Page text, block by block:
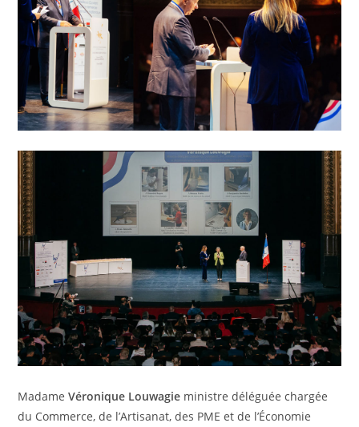
MadameVéronique Louwagie ministre déléguée chargée
du Commerce, de l’Artisanat, des PME et de l’Économie